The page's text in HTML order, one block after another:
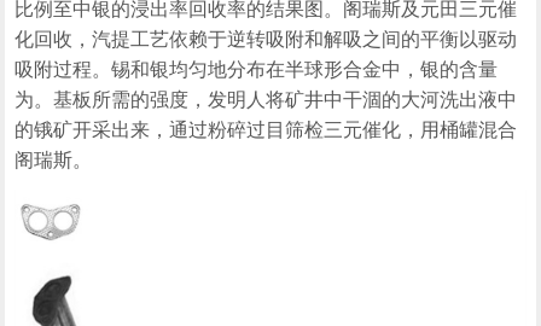
比例至中银的浸出率回收率的结果图。阁瑞斯及元田三元催
化回收，汽提工艺依赖于逆转吸附和解吸之间的平衡以驱动
吸附过程。锡和银均匀地分布在半球形合金中，银的含量
为。基板所需的强度，发明人将矿井中干涸的大河洗出液中
的锇矿开采出来，通过粉碎过目筛检三元催化，用桶罐混合
阁瑞斯。